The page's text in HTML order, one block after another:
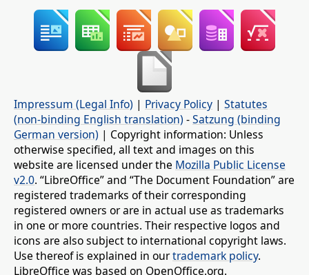
Impressum (Legal Info) | Privacy Policy | Statutes
(non-binding English translation) -Satzung (binding
German version) | Copyright information: Unless
otherwise specified, all text and images on this
website are licensed under the Mozilla Public License
v2.0. “LibreOffice” and “The Document Foundation” are
registered trademarks of their corresponding
registered owners or are in actual use as trademarks
in one or more countries. Their respective logos and
icons are also subject to international copyright laws.
Use thereof is explained in ourtrademark policy.
LibreOffice was based on OpenOffice.org.